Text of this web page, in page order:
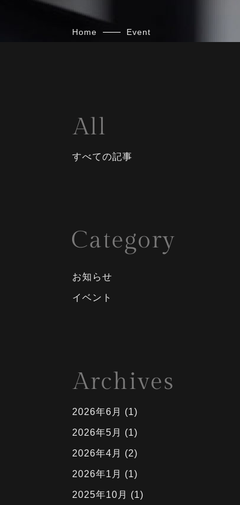
Home Event
すべての記事
お知らせ
イベント
2026年6月 (1)
2026年5月 (1)
2026年4月 (2)
2026年1月 (1)
2025年10月 (1)